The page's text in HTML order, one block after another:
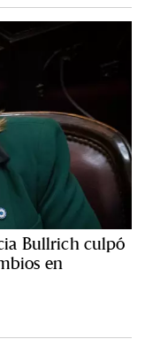
Bullrich culpó
en